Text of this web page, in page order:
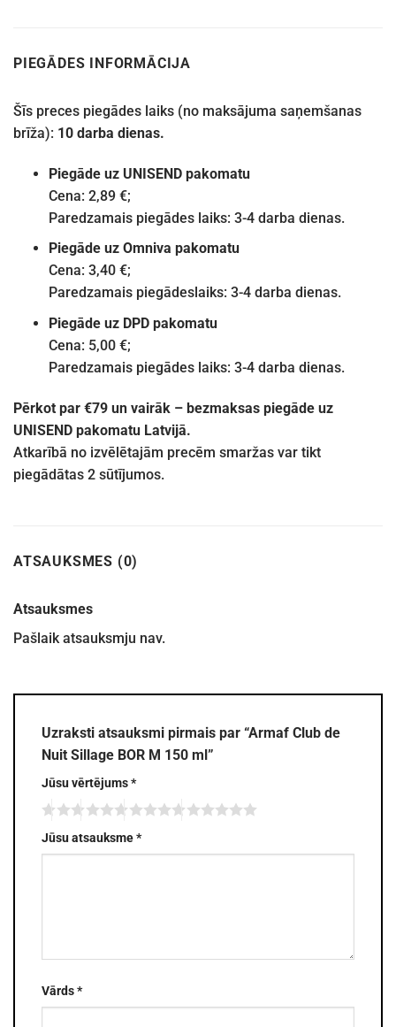
PIEGĀDES INFORMĀCIJA
Šīs preces piegādes laiks (no maksājuma saņemšanas
brīža): 10 darba dienas.
Piegāde uz UNISEND pakomatu
Cena: 2,89 €;
Paredzamais piegādes laiks: 3-4 darba dienas.
Piegāde uz Omniva pakomatu
Cena: 3,40 €;
Paredzamais piegādeslaiks: 3-4 darba dienas.
Piegāde uz DPD pakomatu
Cena: 5,00 €;
Paredzamais piegādes laiks: 3-4 darba dienas.
Pērkot par €79 un vairāk – bezmaksas piegāde uz
UNISEND pakomatu Latvijā.
Atkarībā no izvēlētajām precēm smaržas var tikt
piegādātas 2 sūtījumos.
ATSAUKSMES (0)
Atsauksmes
Pašlaik atsauksmju nav.
Uzraksti atsauksmi pirmais par “Armaf Club de
Nuit Sillage BOR M 150 ml”
Jūsu vērtējums*
Jūsu atsauksme*
Vārds*